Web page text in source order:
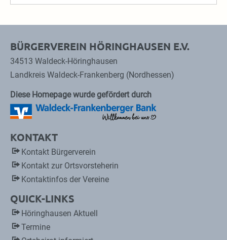
BÜRGERVEREIN HÖRINGHAUSEN E.V.
34513 Waldeck-Höringhausen
Landkreis Waldeck-Frankenberg (Nordhessen)
Diese Homepage wurde gefördert durch
KONTAKT
Kontakt Bürgerverein
Kontakt zur Ortsvorsteherin
Kontaktinfos der Vereine
QUICK-LINKS
Höringhausen Aktuell
Termine